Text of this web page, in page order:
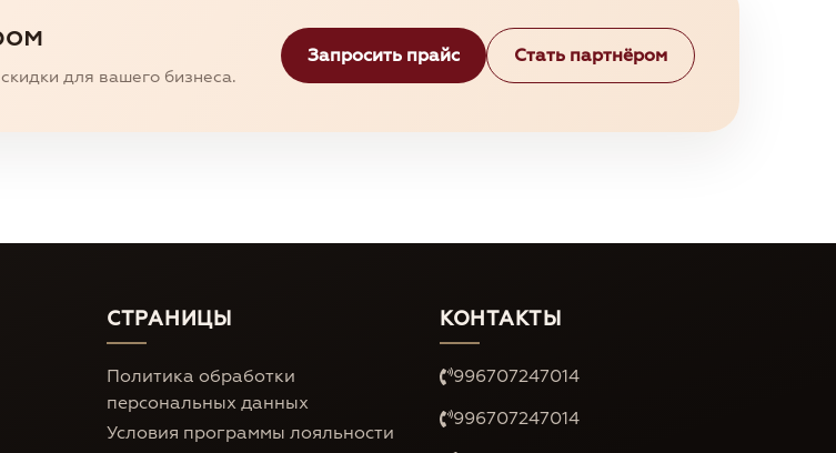
для вашего бизнеса.
Запросить прайс Стать партнёром
СТРАНИЦЫ
Политика обработки
персональных данных
Условия программы лояльности
КОНТАКТЫ
996707247014
996707247014